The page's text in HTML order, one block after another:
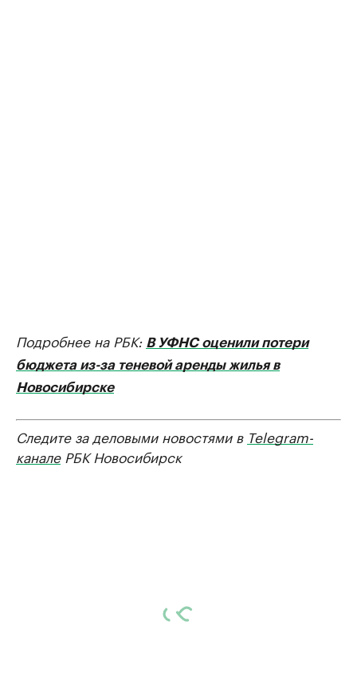
Подробнее на РБК: В УФНС оценили потери
бюджета из-за теневой аренды жилья в
Новосибирске
Следите за деловыми новостями в Telegram-
каналеРБК Новосибирск